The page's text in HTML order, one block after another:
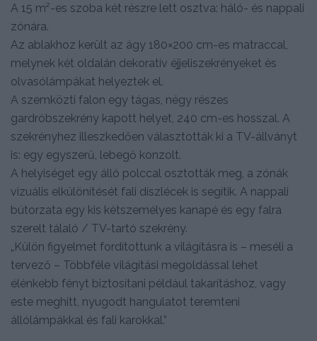
A 15 m²-es szoba két részre lett osztva: háló- és nappali
zónára.
Az ablakhoz került az ágy 180×200 cm-es matraccal,
melynek két oldalán dekoratív éjjeliszekrényeket és
olvasólámpákat helyeztek el.
A szemközti falon egy tágas, négy részes
gardróbszekrény kapott helyet, 240 cm-es hosszal. A
szekrényhez illeszkedően választották ki a TV-állványt
is: egy egyszerű, lebegő konzolt.
A helyiséget egy álló polccal osztották meg, a zónák
vizuális elkülönítését fali díszlécek is segítik. A nappali
bútorzata egy kis kétszemélyes kanapé és egy falra
szerelt tálaló / TV-tartó szekrény.
„Külön figyelmet fordítottunk a világításra is – meséli a
tervező – Többféle világítási megoldással lehet
élénkebb fényt biztosítani például takarításhoz, vagy
este meghitt, nyugodt hangulatot teremteni
állólámpákkal és fali karokkal.”